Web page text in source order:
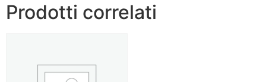
Prodotti correlati